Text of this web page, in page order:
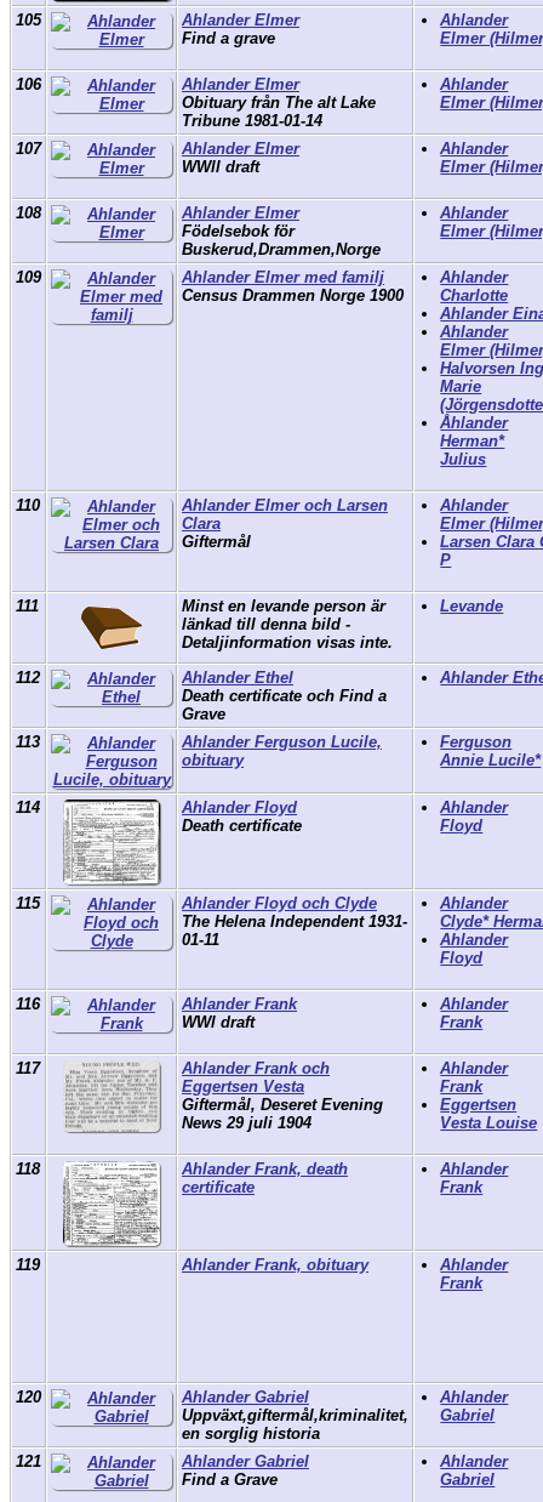
105
Ahlander Elmer
Find a grave
Ahlander
Elmer
106
Ahlander Elmer
Obituary från The alt Lake
Tribune 1981-01-14
Ahlander
Elmer
107
Ahlander Elmer
WWll draft
Ahlander
Elmer
108
Ahlander Elmer
Födelsebok för
Buskerud,Drammen,Norge
Ahlander
Elmer
109
Ahlander Elmer med familj
Census Drammen Norge 1900
Ahlander
Charlotte
Ahlander
Ahlander
Elmer
Halvorsen
Marie
Åhlander
Herman*
Julius
110
Ahlander Elmer och Larsen
Clara
Giftermål
Ahlander
Elmer
Larsen Clara
P
111
Minst en levande person är
länkad till denna bild -
Detaljinformation visas inte.
Levande
112
Ahlander Ethel
Death certificate och Find a
Grave
Ahlander
113
Ahlander Ferguson Lucile,
obituary
Ferguson
Annie Lucile*
114
Ahlander Floyd
Death certificate
Ahlander
Floyd
115
Ahlander Floyd och Clyde
The Helena Independent 1931-
01-11
Ahlander
Clyde*
Ahlander
Floyd
116
Ahlander Frank
WWl draft
Ahlander
Frank
117
Ahlander Frank och
Eggertsen Vesta
Giftermål, Deseret Evening
News 29 juli 1904
Ahlander
Frank
Eggertsen
Vesta Louise
118
Ahlander Frank, death
certificate
Ahlander
Frank
119 Ahlander Frank, obituary
Ahlander
Frank
120
Ahlander Gabriel
Uppväxt,giftermål,kriminalitet,
en sorglig historia
Ahlander
Gabriel
121
Ahlander Gabriel
Find a Grave
Ahlander
Gabriel